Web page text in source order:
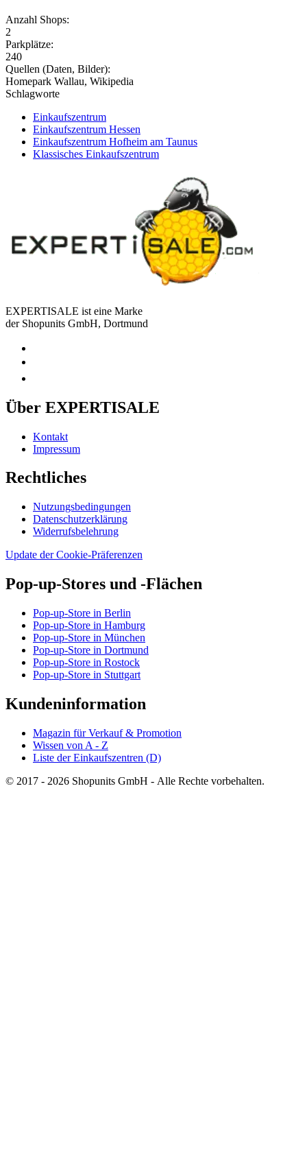
Anzahl Shops:
2
Parkplätze:
240
Quellen (Daten, Bilder):
Homepark Wallau, Wikipedia
Schlagworte
Einkaufszentrum
Einkaufszentrum Hessen
Einkaufszentrum Hofheim am Taunus
Klassisches Einkaufszentrum
EXPERTISALE ist eine Marke
der Shopunits GmbH, Dortmund
Über EXPERTISALE
Kontakt
Impressum
Rechtliches
Nutzungsbedingungen
Datenschutzerklärung
Widerrufsbelehrung
Update der Cookie-Präferenzen
Pop-up-Stores und -Flächen
Pop-up-Store in Berlin
Pop-up-Store in Hamburg
Pop-up-Store in München
Pop-up-Store in Dortmund
Pop-up-Store in Rostock
Pop-up-Store in Stuttgart
Kundeninformation
Magazin für Verkauf & Promotion
Wissen von A - Z
Liste der Einkaufszentren (D)
© 2017 - 2026 Shopunits GmbH - Alle Rechte vorbehalten.